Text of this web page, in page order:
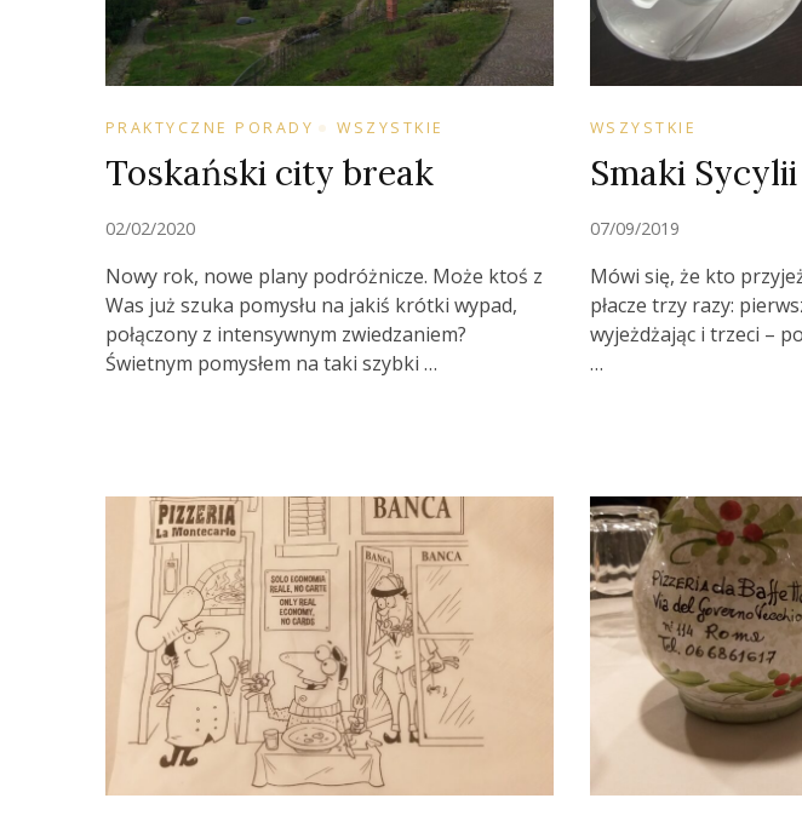
PRAKTYCZNE PORADY WSZYSTKIE
Toskański city break
02/02/2020
Nowy rok, nowe plany podróżnicze. Może ktoś z
Was już szuka pomysłu na jakiś krótki wypad,
połączony z intensywnym zwiedzaniem?
Świetnym pomysłem na taki szybki …
WSZYSTKIE
Smaki
07/09/2019
Mówi się, że kto
płacze trzy razy:
wyjeżdżając i trzeci –
…